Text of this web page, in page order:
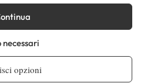
necessari
opzioni
Montreal, Fonseca verso
sento più solido”
| Montreal amara per l’Italia: